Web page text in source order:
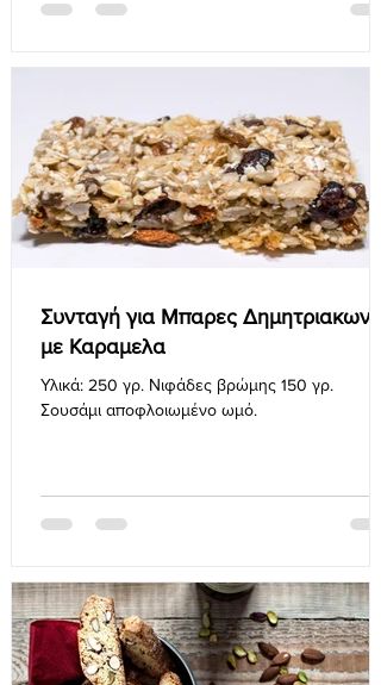
Συνταγή για Μπαρες Δημητριακων
με Καραμελα
Υλικά: 250 γρ. Νιφάδες βρώμης 150 γρ.
Σουσάμι αποφλοιωμένο ωμό.